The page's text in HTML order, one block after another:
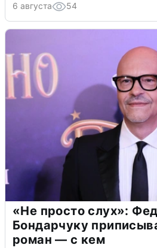
6 августа 54
«Не просто слух»:
Бондарчуку
роман — с кем